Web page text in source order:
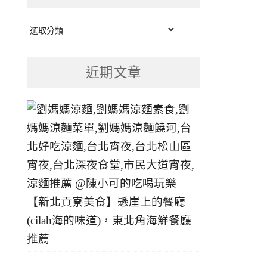
文
近期文章
【新北貢寮美食】懸崖上的餐廳
(cilah海的味道)，東北角海鮮餐廳
推薦